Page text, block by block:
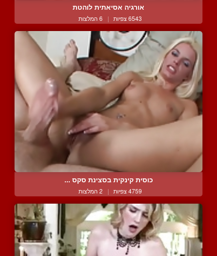
אורגיה אסיאתית לוהטת
6543 צפיות | 6 המלצות
כוסית קינקית בסצינת סקס ...
4759 צפיות | 2 המלצות